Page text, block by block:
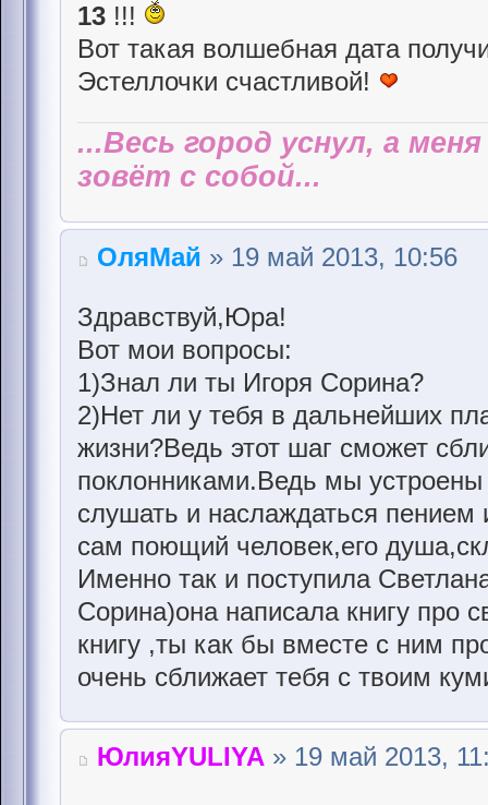
13 !!!
Вот такая волшебная дата
Эстеллочки счастливой!
...Весь город уснул, а
зовёт с собой...
ОляМай » 19 май 2013, 10:56
Здравствуй,Юра!
Вот мои вопросы:
1)Знал ли ты Игоря Сорина?
2)Нет ли у тебя в дальнейших
жизни?Ведь этот шаг сможет
поклонниками.Ведь мы устроены
слушать и наслаждаться
сам поющий человек,его
Именно так и поступила
Сорина)она написала книгу про
книгу ,ты как бы вместе с ним
очень сближает тебя с твоим
ЮлияYULIYA » 19 май 2013,